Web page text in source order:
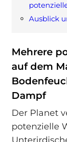
Ausblick
Mehrere
auf dem
Dampf
Der Planet
potenzielle